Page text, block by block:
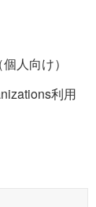
人向け）
利用